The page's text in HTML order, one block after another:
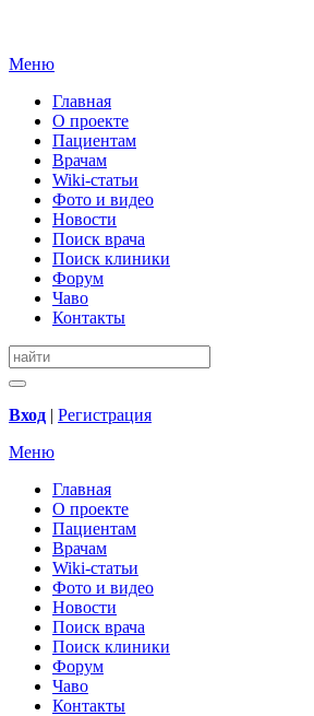
Меню
Главная
О проекте
Пациентам
Врачам
Wiki-статьи
Фото и видео
Новости
Поиск врача
Поиск клиники
Форум
Чаво
Контакты
Вход | Регистрация
Меню
Главная
О проекте
Пациентам
Врачам
Wiki-статьи
Фото и видео
Новости
Поиск врача
Поиск клиники
Форум
Чаво
Контакты